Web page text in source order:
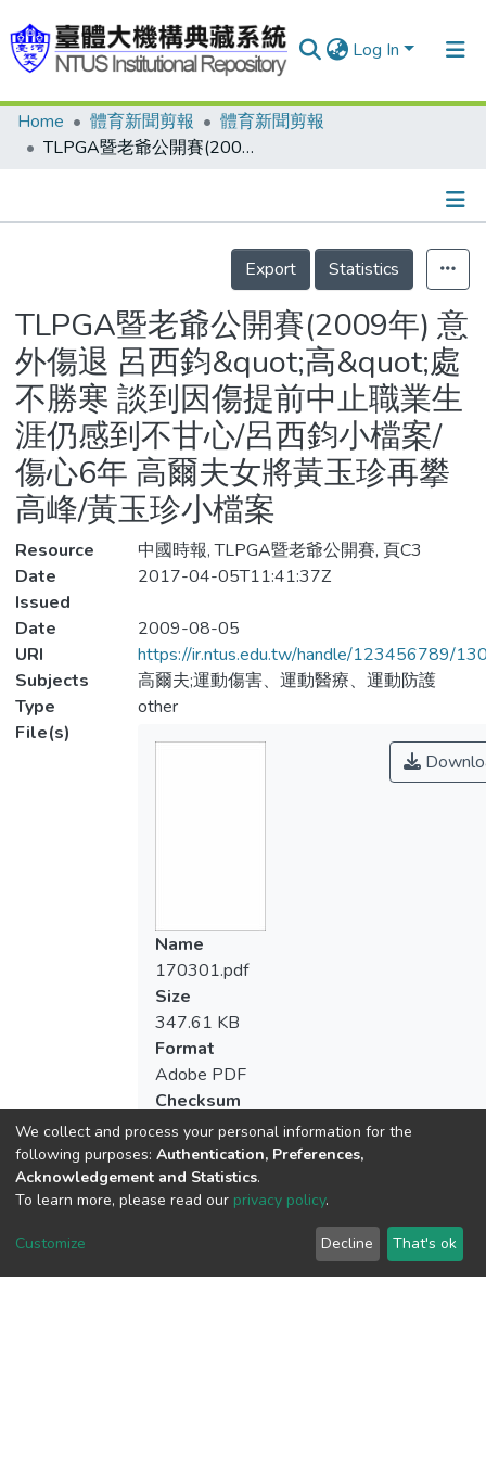
Log In
Communities & Collections
Statistics
Home 體育新聞剪報
體育新聞剪報
TLPGA暨老爺公開賽(2009年) 意外傷退 呂西鈞&quot;高&quot;處不勝寒 談到因傷提前中止職業生涯仍感到不甘心/呂西鈞小檔案/傷心6年 高爾夫女將黃玉珍再攀高峰/黃玉珍小檔案
Details
Export
Statistics
TLPGA暨老爺公開賽(2009年) 意
外傷退 呂西鈞&quot;高&quot;處
不勝寒 談到因傷提前中止職業生
涯仍感到不甘心/呂西鈞小檔案/
傷心6年 高爾夫女將黃玉珍再攀
高峰/黃玉珍小檔案
Resource
中國時報, TLPGA暨老爺公開賽, 頁C3
Date
Issued
2017-04-05T11:41:37Z
Date
2009-08-05
URI
https://ir.ntus.edu.tw/handle/123456789/
Subjects
高爾夫;運動傷害、運動醫療、運動防護
Type
other
File(s)
Name
170301.pdf
Size
347.61 KB
Format
Adobe PDF
Checksum
We collect and process your personal information for the
following purposes: Authentication, Preferences,
Acknowledgement and Statistics.
To learn more, please read our privacy policy.
Customize Decline That's ok